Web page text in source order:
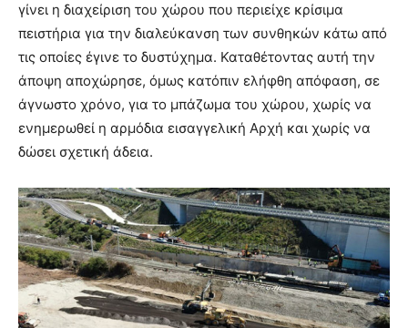
γίνει η διαχείριση του χώρου που περιείχε κρίσιμα
πειστήρια για την διαλεύκανση των συνθηκών κάτω από
τις οποίες έγινε το δυστύχημα. Καταθέτοντας αυτή την
άποψη αποχώρησε, όμως κατόπιν ελήφθη απόφαση, σε
άγνωστο χρόνο, για το μπάζωμα του χώρου, χωρίς να
ενημερωθεί η αρμόδια εισαγγελική Αρχή και χωρίς να
δώσει σχετική άδεια.